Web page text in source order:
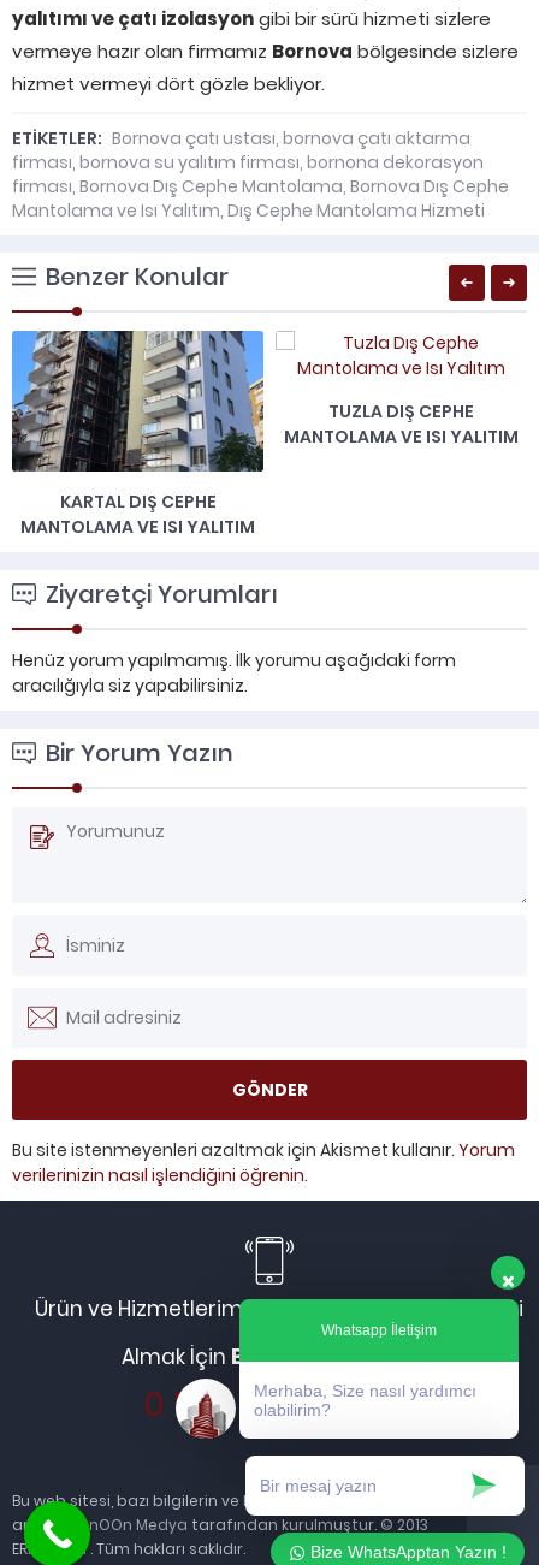
Whatsapp İletişim
Merhaba, Size nasıl yardımcı
olabilirim?
Bize WhatsApptan Yazın !
yalıtımı ve çatı izolasyongibi bir sürü hizmeti sizlere
vermeye hazır olan firmamız Bornova bölgesinde sizlere
hizmet vermeyi dört gözle bekliyor.
ETİKETLER: Bornova çatı ustası, bornova çatı aktarma
firması, bornova su yalıtım firması, bornona dekorasyon
firması, Bornova Dış Cephe Mantolama, Bornova Dış Cephe
Mantolama ve Isı Yalıtım, Dış Cephe Mantolama Hizmeti
Benzer Konular
KARTAL DIŞ CEPHE
MANTOLAMA VE ISI YALITIM
TUZLA DIŞ CEPHE
MANTOLAMA VE ISI YALITIM
Ziyaretçi Yorumları
Henüz yorum yapılmamış. İlk yorumu aşağıdaki form
aracılığıyla siz yapabilirsiniz.
Bir Yorum Yazın
Bu site istenmeyenleri azaltmak için Akismet kullanır. Yorum
verilerinizin nasıl işlendiğini öğrenin.
Ürün ve Hizmetlerimiz Hakkında Daha Fazla Bilgi
Almak İçin Bizi Arayabilirsiniz:
0 533 636 12 36
Bu web sitesi, bazı bilgilerin ve hizmetlerin sağlanması
amacıyla nOOn Medya tarafından kurulmuştur. © 2013
ERKUR YAPI . Tüm hakları saklıdır.